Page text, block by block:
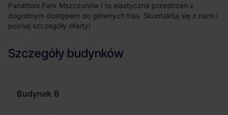
Panattoni Park Mszczonów I to elastyczna przestrzeń z
dogodnym dostępem do głównych tras. Skontaktuj się z nami i
poznaj szczegóły oferty!
Szczegóły budynków
Budynek B